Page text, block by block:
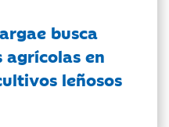
busca
en
leñosos